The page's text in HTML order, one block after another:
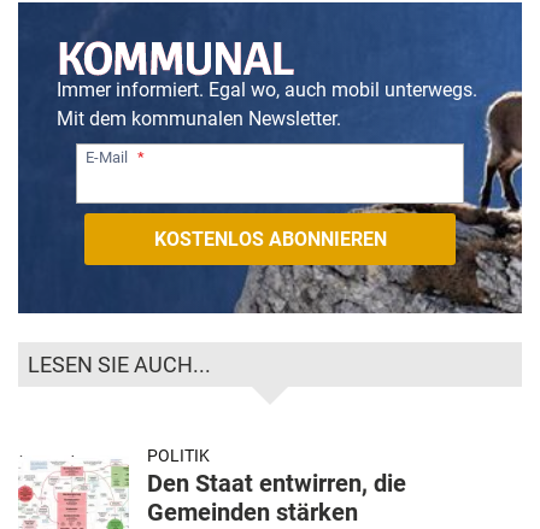
Immer informiert. Egal wo, auch mobil unterwegs.
Mit dem kommunalen Newsletter.
E-Mail
LESEN SIE AUCH...
POLITIK
Den Staat entwirren, die
Gemeinden stärken